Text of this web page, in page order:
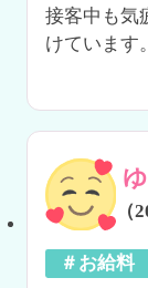
接客中も気
けています。
（
＃お給料